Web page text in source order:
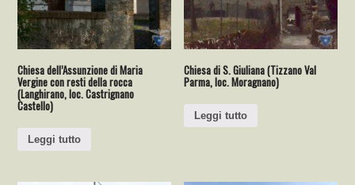
Chiesa dell’Assunzione di Maria
Vergine con resti della rocca
(Langhirano, loc. Castrignano
Castello)
Leggi tutto
Chiesa di S. Giuliana (Tizzano Val
Parma, loc. Moragnano)
Leggi tutto